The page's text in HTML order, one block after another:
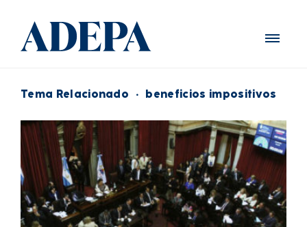
Tema Relacionado · beneficios impositivos